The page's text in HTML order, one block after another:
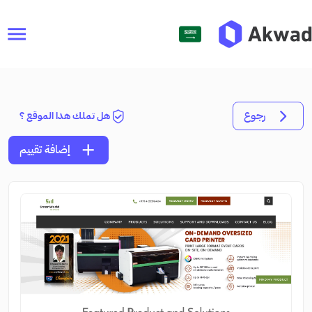
menu
رجوع هل تملك هذا الموقع ؟
add إضافة تقييم